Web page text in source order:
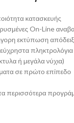
κατασκευής
On-Line
εκτύπωση
εύχρηστα
ή μεγάλα νύχια)
σε πρώτο επίπεδο
περισσότερα